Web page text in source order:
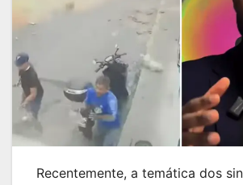
Recentemente, a temática dos